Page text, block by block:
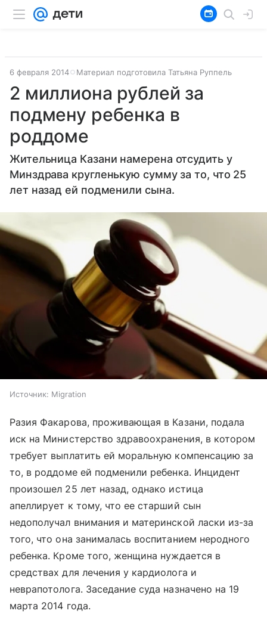
6 февраля 2014 Материал подготовила Татьяна Руппель
2 миллиона рублей за
подмену ребенка в
роддоме
Жительница Казани намерена отсудить у
Минздрава кругленькую сумму за то, что 25
лет назад ей подменили сына.
Источник: Migration
Разия Факарова, проживающая в Казани, подала
иск на Министерство здравоохранения, в котором
требует выплатить ей моральную компенсацию за
то, в роддоме ей подменили ребенка. Инцидент
произошел 25 лет назад, однако истица
апеллирует к тому, что ее старший сын
недополучал внимания и материнской ласки из-за
того, что она занималась воспитанием неродного
ребенка. Кроме того, женщина нуждается в
средствах для лечения у кардиолога и
неврапотолога. Заседание суда назначено на 19
марта 2014 года.